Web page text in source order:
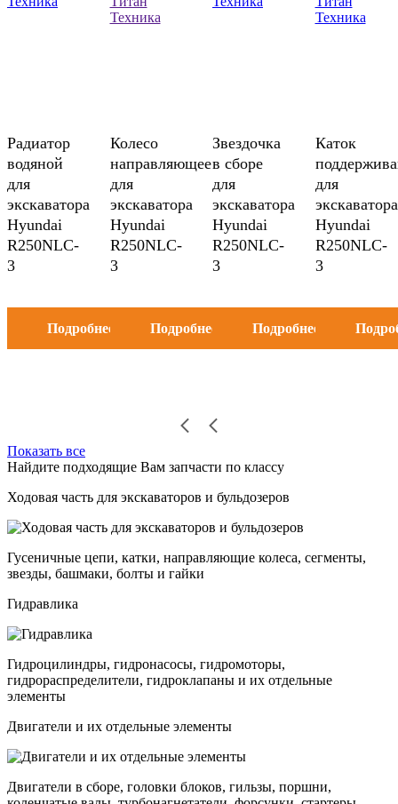
Радиатор
водяной
для
экскаватора
Hyundai
R250NLC-
3
Подробнее
Колесо
направляющее
для
экскаватора
Hyundai
R250NLC-
3
Подробнее
Звездочка
в сборе
для
экскаватора
Hyundai
R250NLC-
3
Подробнее
Каток
для
экскаватора
Hyundai
R250NLC-
3
Показать все
Найдите подходящие Вам запчасти по классу
Ходовая часть для экскаваторов и бульдозеров
Гусеничные цепи, катки, направляющие колеса, сегменты,
звезды, башмаки, болты и гайки
Гидравлика
Гидроцилиндры, гидронасосы, гидромоторы,
гидрораспределители, гидроклапаны и их отдельные
элементы
Двигатели и их отдельные элементы
Двигатели в сборе, головки блоков, гильзы, поршни,